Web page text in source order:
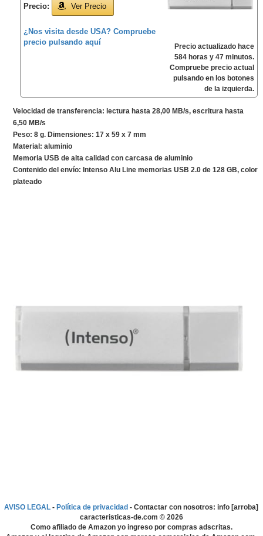
Precio: Ver Precio
¿Nos visita desde USA? Compruebe
precio pulsando aquí
Precio actualizado hace
584 horas y 47 minutos.
Compruebe precio actual
pulsando en los botones
de la izquierda.
Velocidad de transferencia: lectura hasta 28,00 MB/s, escritura hasta
6,50 MB/s
Peso: 8 g. Dimensiones: 17 x 59 x 7 mm
Material: aluminio
Memoria USB de alta calidad con carcasa de aluminio
Contenido del envío: Intenso Alu Line memorias USB 2.0 de 128 GB, color
plateado
AVISO LEGAL -Política de privacidad - Contactar con nosotros: info [arroba]
caracteristicas-de.com © 2026
Como afiliado de Amazon yo ingreso por compras adscritas.